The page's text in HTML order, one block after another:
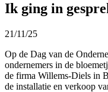
Ik ging in
21/11/25
Op de Dag van de
ondernemers in de
de firma Willems-Diels in
de installatie en verkoop